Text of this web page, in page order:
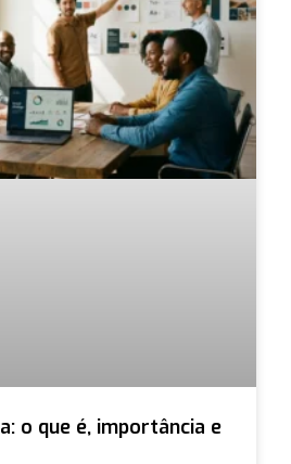
o que é, importância e